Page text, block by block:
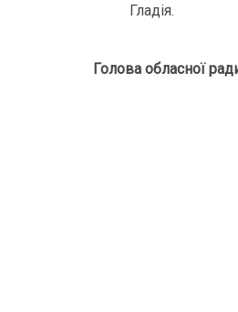
Гладія.
Голова